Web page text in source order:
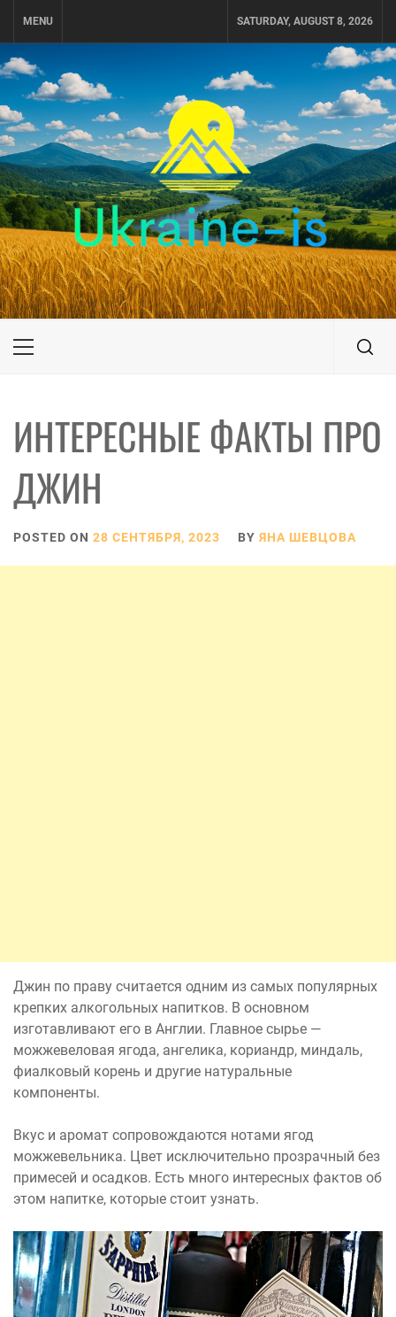
MENU SATURDAY, AUGUST 8, 2026
UKRAINE-IS
ПУТЕШЕСТВИЕ ПО УКРАИНЕ
Primary
ИНТЕРЕСНЫЕ ФАКТЫ ПРО
ДЖИН
POSTED ON 28 СЕНТЯБРЯ, 2023 BY ЯНА ШЕВЦОВА
Джин по праву считается одним из самых популярных
крепких алкогольных напитков. В основном
изготавливают его в Англии. Главное сырье —
можжевеловая ягода, ангелика, кориандр, миндаль,
фиалковый корень и другие натуральные
компоненты.
Вкус и аромат сопровождаются нотами ягод
можжевельника. Цвет исключительно прозрачный без
примесей и осадков. Есть много интересных фактов об
этом напитке, которые стоит узнать.